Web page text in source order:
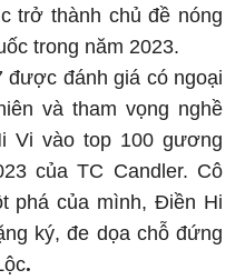
trở thành chủ đề nóng
trong năm 2023.
được đánh giá có ngoại
và tham vọng nghề
Vi vào top 100 gương
của TC Candler. Cô
phá của mình, Điền Hi
ký, đe dọa chỗ đứng
.